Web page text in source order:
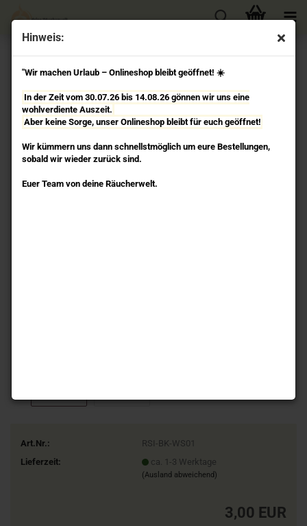
Hinweis:
"Wir machen Urlaub – Onlineshop bleibt geöffnet! ☀️
In der Zeit vom 30.07.26 bis 14.08.26 gönnen wir uns eine
wohlverdiente Auszeit.
Aber keine Sorge, unser Onlineshop bleibt für euch geöffnet!
Wir kümmern uns dann schnellstmöglich um eure Bestellungen,
sobald wir wieder zurück sind.
Euer Team von deine Räucherwelt.
« Erster « zurück weiter »
Letzter »
106Artikel in dieser Kategorie
Weißer Salbei - Masala Räucherstäbchen Berk
Art.Nr.:
RSI-BK-WS01
Lieferzeit:
ca. 1-3 Werktage
(Ausland abweichend)
3,00 EUR